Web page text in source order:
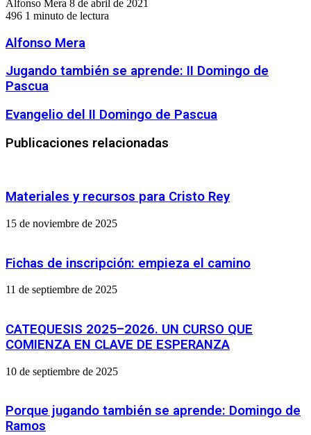
Alfonso Mera
an
8 de abril de 2021
496 1 minuto de lectura
Alfonso Mera
Jugando
también
se
II
de
Jugando también se aprende: II Domingo de
Pascua
Evangelio
II
Domingo
Evangelio del II Domingo de Pascua
Publicaciones relacionadas
Materiales y recursos para Cristo Rey
15 de noviembre de 2025
Fichas de inscripción: empieza el camino
11 de septiembre de 2025
CATEQUESIS 2025–2026. UN CURSO QUE
COMIENZA EN CLAVE DE ESPERANZA
10 de septiembre de 2025
Porque jugando también se aprende: Domingo de
Ramos